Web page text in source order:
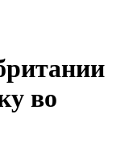
во